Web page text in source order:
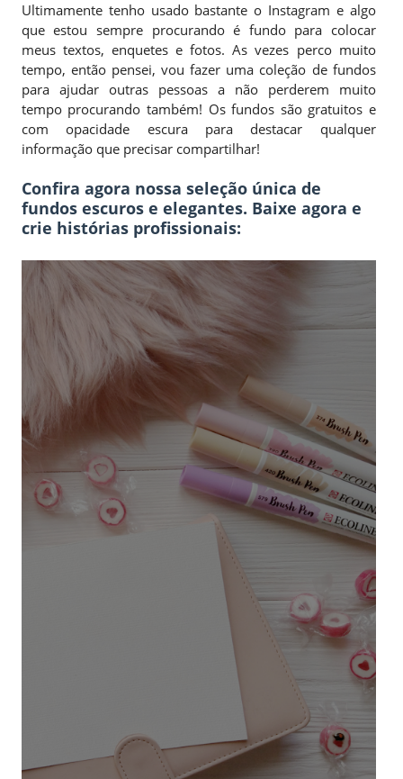
Ultimamente tenho usado bastante o Instagram e algo
que estou sempre procurando é fundo para colocar
meus textos, enquetes e fotos. As vezes perco muito
tempo, então pensei, vou fazer uma coleção de fundos
para ajudar outras pessoas a não perderem muito
tempo procurando também! Os fundos são gratuitos e
com opacidade escura para destacar qualquer
informação que precisar compartilhar!
Confira agora nossa seleção única de
fundos escuros e elegantes. Baixe agora e
crie histórias profissionais: